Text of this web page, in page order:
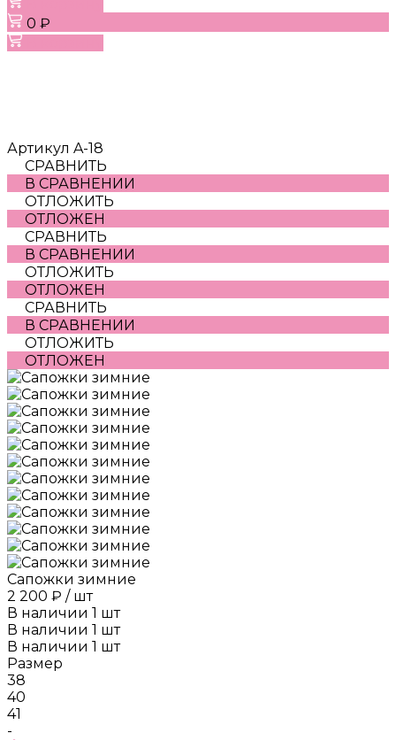
0 ₽
Артикул A-18
СРАВНИТЬ
В СРАВНЕНИИ
ОТЛОЖИТЬ
ОТЛОЖЕН
СРАВНИТЬ
В СРАВНЕНИИ
ОТЛОЖИТЬ
ОТЛОЖЕН
СРАВНИТЬ
В СРАВНЕНИИ
ОТЛОЖИТЬ
ОТЛОЖЕН
Сапожки зимние
2 200 ₽ / шт
В наличии 1 шт
В наличии 1 шт
В наличии 1 шт
Размер
38
40
41
-